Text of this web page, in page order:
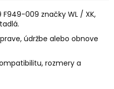
009 značky WL / XK,
údržbe alebo obnove
rozmery a